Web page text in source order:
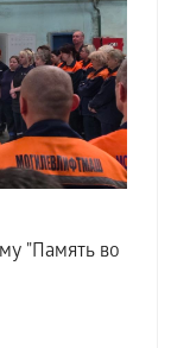
"Память во